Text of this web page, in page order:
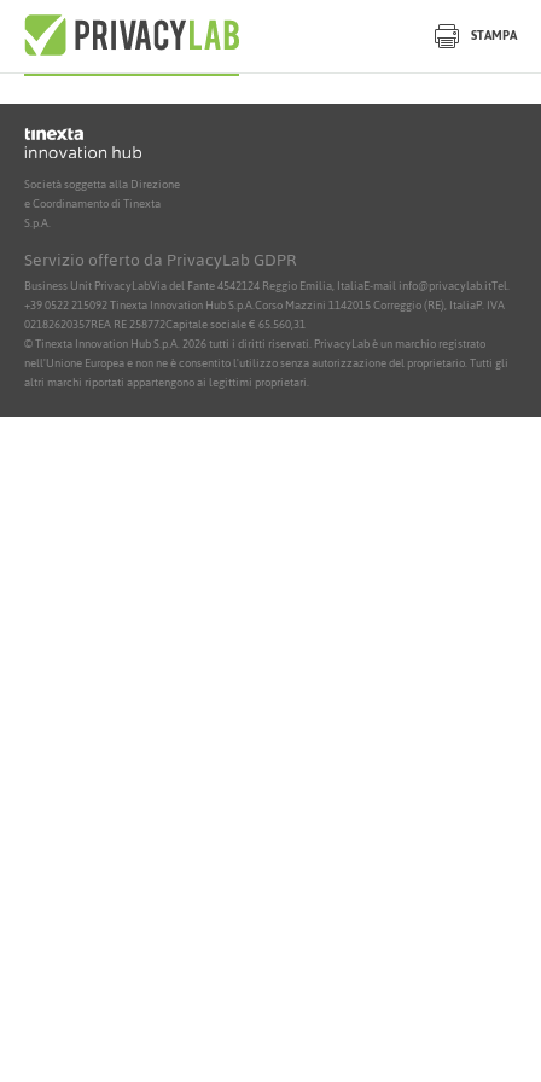
STAMPA
Nessun documento attivo trovato
Società soggetta alla Direzione
e Coordinamento di Tinexta
S.p.A.
Servizio offerto da PrivacyLab GDPR
Business Unit PrivacyLabVia del Fante 4542124 Reggio Emilia, ItaliaE-mail info@privacylab.itTel.
+39 0522 215092Tinexta Innovation Hub S.p.A.Corso Mazzini 1142015 Correggio (RE), ItaliaP. IVA
02182620357REA RE 258772Capitale sociale € 65.560,31
© Tinexta Innovation Hub S.p.A. 2026 tutti i diritti riservati. PrivacyLab è un marchio registrato
nell'Unione Europea e non ne è consentito l'utilizzo senza autorizzazione del proprietario. Tutti gli
altri marchi riportati appartengono ai legittimi proprietari.